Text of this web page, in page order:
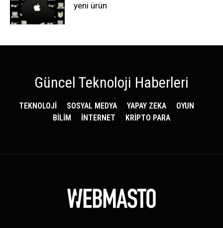
yeni ürün
Güncel Teknoloji Haberleri
TEKNOLOJİ SOSYAL MEDYA YAPAY ZEKA
OYUN
BİLİM
İNTERNET KRİPTO PARA